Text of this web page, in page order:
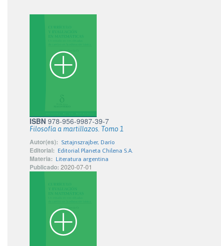
ISBN 978-956-9987-39-7
Filosofía a martillazos. Tomo 1
Autor(es): Sztajnszrajber, Darío
Editorial: Editorial Planeta Chilena S.A.
Materia: Literatura argentina
Publicado: 2020-07-01